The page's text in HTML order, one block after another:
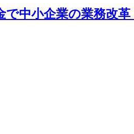
で中小企業の業務改